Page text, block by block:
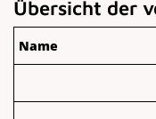
Übersicht der
Name